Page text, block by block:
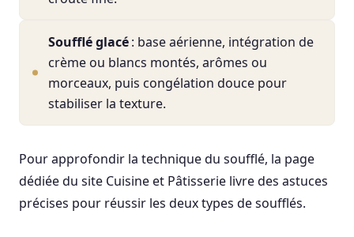
Soufflé glacé: base aérienne, intégration de
crème ou blancs montés, arômes ou
morceaux, puis congélation douce pour
stabiliser la texture.
Pour approfondir la technique du soufflé, la page
dédiée du site Cuisine et Pâtisserie livre des astuces
précises pour réussir les deux types de soufflés.